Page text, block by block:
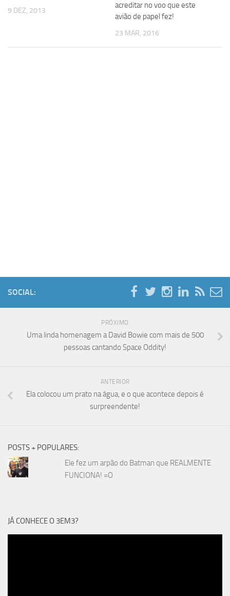
9 DEZ, 2013
acreditar no voo que este
avião de papel fez!
23 MAR, 2016
SOCIAL:
PRÓXIMO
Uma linda homenagem a David Bowie com mais de 500
pessoas cantando Space Oddity!
ANTERIOR
Ela colocou um prato na água, e o que acontece depois é
surpreendente!
POSTS + POPULARES:
Ele fez um arpão do Batman que REALMENTE
FUNCIONA! =O
JÁ CONHECE O 3EM3?